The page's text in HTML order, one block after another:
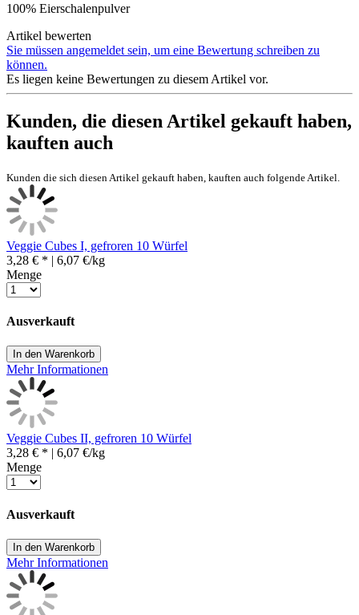
100% Eierschalenpulver
Artikel bewerten
Sie müssen angemeldet sein, um eine Bewertung schreiben zu
können.
Es liegen keine Bewertungen zu diesem Artikel vor.
Kunden, die diesen Artikel gekauft haben,
kauften auch
Kunden die sich diesen Artikel gekauft haben, kauften auch folgende Artikel.
Veggie Cubes I, gefroren 10 Würfel
3,28 € * | 6,07 €/kg
Menge
Ausverkauft
In den Warenkorb
Mehr Informationen
Veggie Cubes II, gefroren 10 Würfel
3,28 € * | 6,07 €/kg
Menge
Ausverkauft
In den Warenkorb
Mehr Informationen